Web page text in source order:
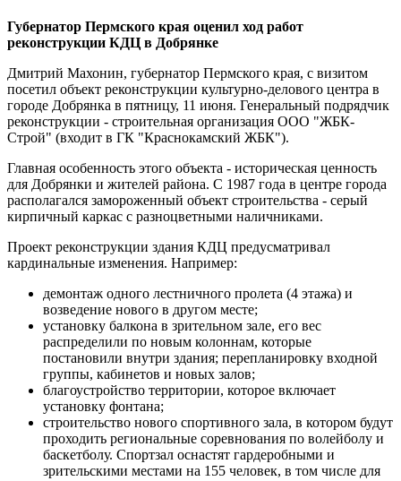
Губернатор Пермского края оценил ход работ
реконструкции КДЦ в Добрянке
Дмитрий Махонин, губернатор Пермского края, с визитом
посетил объект реконструкции культурно-делового центра в
городе Добрянка в пятницу, 11 июня. Генеральный подрядчик
реконструкции - строительная организация ООО "ЖБК-
Строй" (входит в ГК "Краснокамский ЖБК").
Главная особенность этого объекта - историческая ценность
для Добрянки и жителей района. С 1987 года в центре города
располагался замороженный объект строительства - серый
кирпичный каркас с разноцветными наличниками.
Проект реконструкции здания КДЦ предусматривал
кардинальные изменения. Например:
демонтаж одного лестничного пролета (4 этажа) и
возведение нового в другом месте;
установку балкона в зрительном зале, его вес
распределили по новым колоннам, которые
постановили внутри здания; перепланировку входной
группы, кабинетов и новых залов;
благоустройство территории, которое включает
установку фонтана;
строительство нового спортивного зала, в котором будут
проходить региональные соревнования по волейболу и
баскетболу. Спортзал оснастят гардеробными и
зрительскими местами на 155 человек, в том числе для